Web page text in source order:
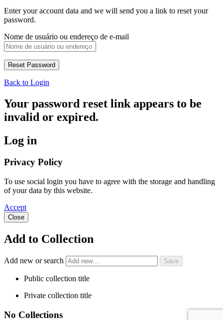
Enter your account data and we will send you a link to reset your
password.
Nome de usuário ou endereço de e-mail
Back to Login
Your password reset link appears to be
invalid or expired.
Log in
Privacy Policy
To use social login you have to agree with the storage and handling
of your data by this website.
Accept
Close
Add to Collection
Add new or search
Public collection title
Private collection title
No Collections